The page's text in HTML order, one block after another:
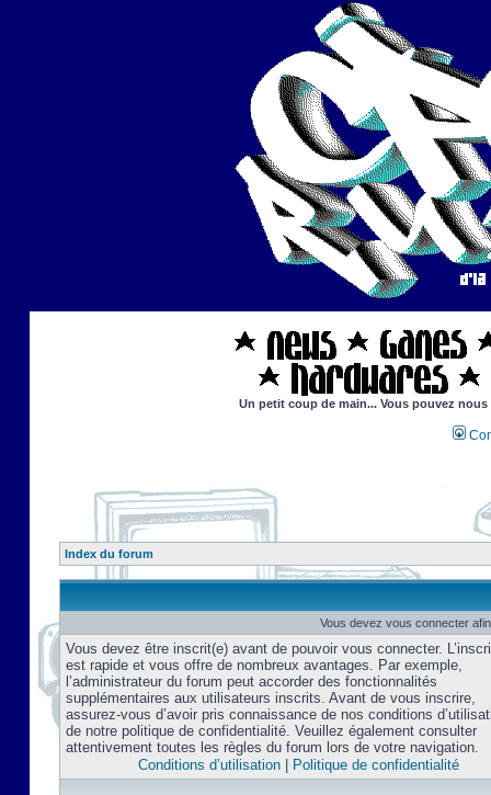
Un petit coup de main... Vous pouvez
Index du forum
Vous devez vous connecter
Vous devez être inscrit(e) avant de pouvoir vous connecter.
est rapide et vous offre de nombreux avantages. Par exemple,
l’administrateur du forum peut accorder des fonctionnalités
supplémentaires aux utilisateurs inscrits. Avant de vous inscrire,
assurez-vous d’avoir pris connaissance de nos conditions
de notre politique de confidentialité. Veuillez également consulter
attentivement toutes les règles du forum lors de votre navigation.
Conditions d’utilisation| Politique de confidentialité